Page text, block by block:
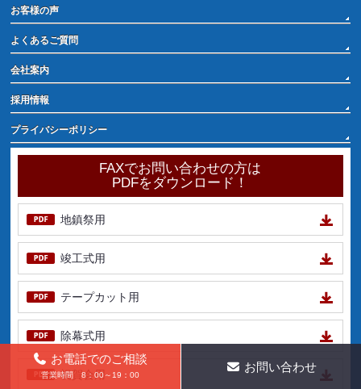
お客様の声
よくあるご質問
会社案内
採用情報
プライバシーポリシー
FAXでお問い合わせの方は
PDFをダウンロード！
地鎮祭用
竣工式用
テープカット用
除幕式用
祝賀会用
お電話でのご相談
営業時間 8：00～19：00
お問い合わせ